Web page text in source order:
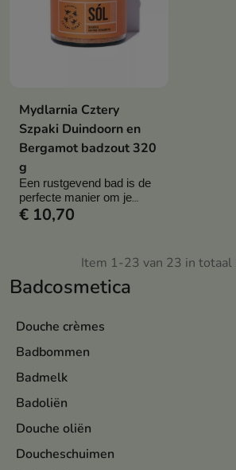
Badcosmetica
Douche crèmes
Badbommen
Badmelk
Badoliën
Douche oliën
Doucheschuimen
Mydlarnia Cztery
Szpaki Duindoorn en
Bergamot badzout 320
g
Een rustgevend bad is de
perfecte manier om je
lichaam en geest te laten
€ 10,70
Item 1-23 van 23 in totaal